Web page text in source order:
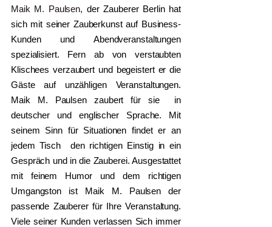
Maik M. Paulsen, der Zauberer Berlin hat
sich mit seiner Zauberkunst auf Business-
Kunden und Abendveranstaltungen
spezialisiert. Fern ab von verstaubten
Klischees verzaubert und begeistert er die
Gäste auf unzähligen Veranstaltungen.
Maik M. Paulsen zaubert für sie in
deutscher und englischer Sprache. Mit
seinem Sinn für Situationen findet er an
jedem Tisch den richtigen Einstig in ein
Gespräch und in die Zauberei. Ausgestattet
mit feinem Humor und dem richtigen
Umgangston ist Maik M. Paulsen der
passende Zauberer für Ihre Veranstaltung.
Viele seiner Kunden verlassen Sich immer